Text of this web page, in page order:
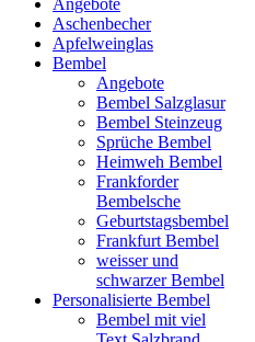
Angebote
Aschenbecher
Apfelweinglas
Bembel
Angebote
Bembel Salzglasur
Bembel Steinzeug
Sprüche Bembel
Heimweh Bembel
Frankforder
Bembelsche
Geburtstagsbembel
Frankfurt Bembel
weisser und
schwarzer Bembel
Personalisierte Bembel
Bembel mit viel